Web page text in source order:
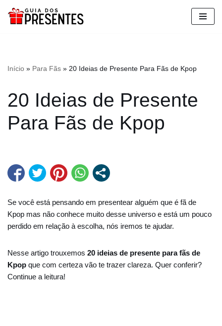
Pular
Início » Para Fãs » 20 Ideias de Presente Para Fãs de Kpop
20 Ideias de Presente
Para Fãs de Kpop
Se você está pensando em presentear alguém que é fã de
Kpop mas não conhece muito desse universo e está um pouco
perdido em relação à escolha, nós iremos te ajudar.
Nesse artigo trouxemos 20 ideias de presente para fãs de
Kpop que com certeza vão te trazer clareza. Quer conferir?
Continue a leitura!